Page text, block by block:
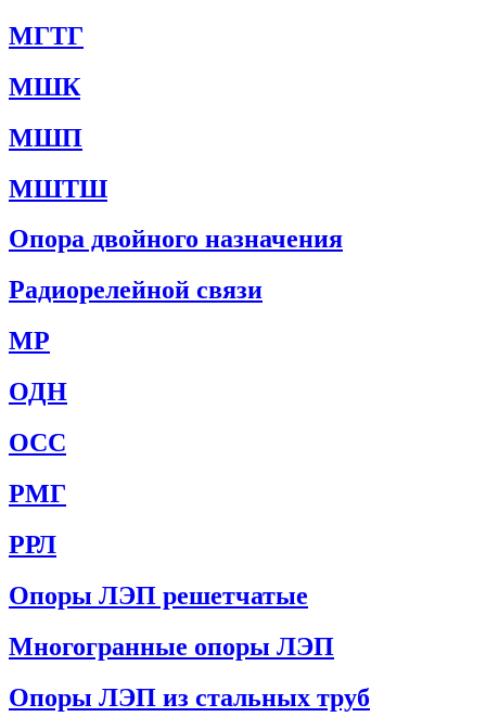
МГТГ
МШК
МШП
МШТШ
Опора двойного назначения
Радиорелейной связи
МР
ОДН
ОСС
РМГ
РРЛ
Опоры ЛЭП решетчатые
Многогранные опоры ЛЭП
Опоры ЛЭП из стальных труб